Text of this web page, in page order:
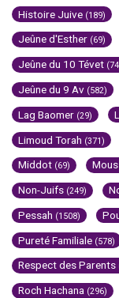
Histoire Juive (189)
Jeûne d'Esther (69)
Jeûne du 10 Tévet
Jeûne du 9 Av (582)
Lag Baomer (29)
Limoud Torah (371)
Middot (69)
Non-Juifs (249)
Pessah (1508)
Pureté Familiale (578)
Respect des Parents
Roch Hachana (296)